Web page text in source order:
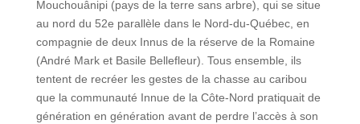
Mouchouânipi (pays de la terre sans arbre), qui se situe
au nord du 52e parallèle dans le Nord-du-Québec, en
compagnie de deux Innus de la réserve de la Romaine
(André Mark et Basile Bellefleur). Tous ensemble, ils
tentent de recréer les gestes de la chasse au caribou
que la communauté Innue de la Côte-Nord pratiquait de
génération en génération avant de perdre l’accès à son